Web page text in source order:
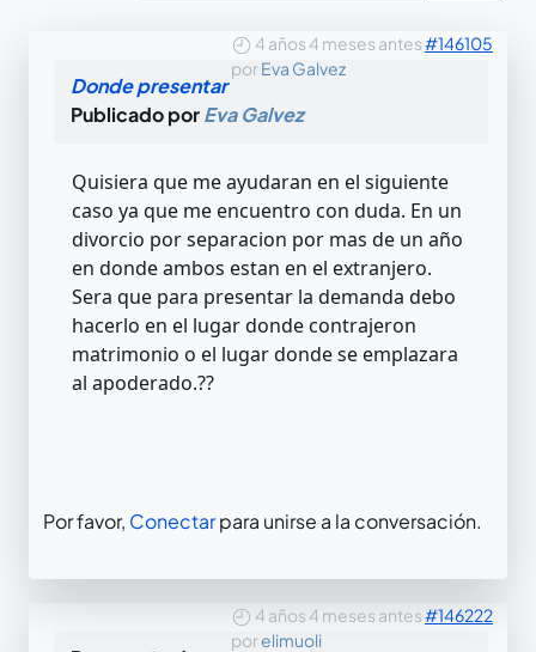
4 años 4 meses antes#146105
porEva Galvez
Donde presentar
Publicado porEva Galvez
Quisiera que me ayudaran en el siguiente
caso ya que me encuentro con duda. En un
divorcio por separacion por mas de un año
en donde ambos estan en el extranjero.
Sera que para presentar la demanda debo
hacerlo en el lugar donde contrajeron
matrimonio o el lugar donde se emplazara
al apoderado.??
Por favor, Conectarpara unirse a la conversación.
4 años 4 meses antes#146222
porelimuoli